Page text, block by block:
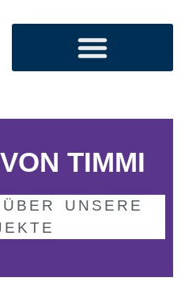
TIMMI
UNSERE